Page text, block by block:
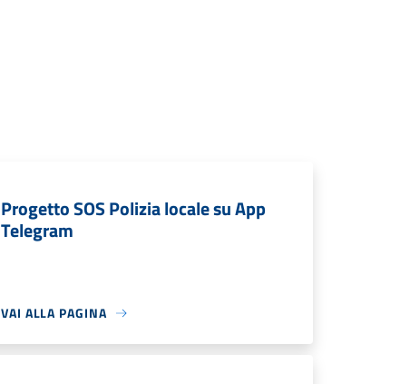
Progetto SOS Polizia locale su App
Telegram
VAI ALLA PAGINA